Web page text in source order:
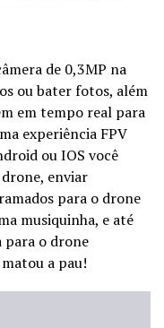
de 0,3MP na
ou bater fotos, além
em tempo real para
experiência FPV
ou IOS você
enviar
para o drone
musiquinha, e até
para o drone
a pau!